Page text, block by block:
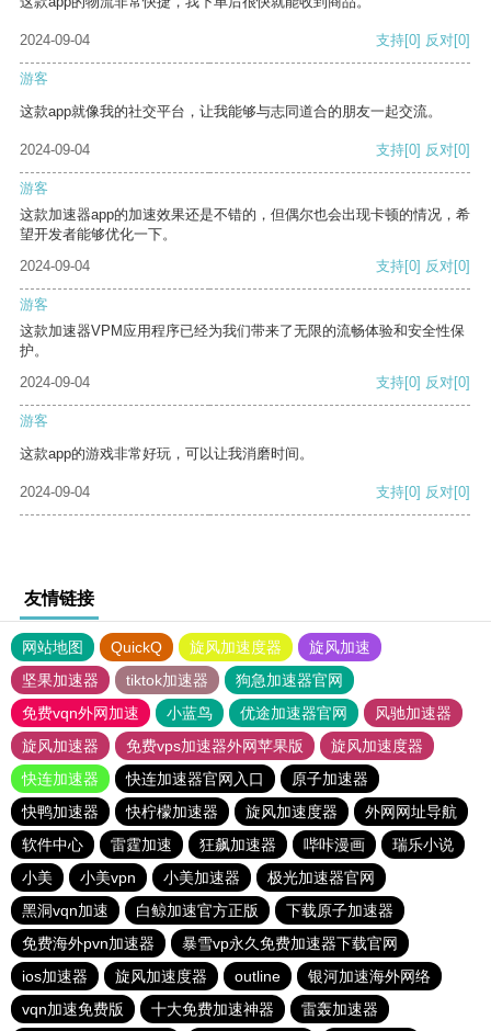
2024-09-04 支持[0] 反对[0]
游客
这款app就像我的社交平台，让我能够与志同道合的朋友一起交流。
2024-09-04 支持[0] 反对[0]
游客
这款加速器app的加速效果还是不错的，但偶尔也会出现卡顿的情况，希
望开发者能够优化一下。
2024-09-04
支持[0] 反对[0]
游客
这款加速器VPM应用程序已经为我们带来了无限的流畅体验和安全性保
护。
2024-09-04
支持[0] 反对[0]
游客
这款app的游戏非常好玩，可以让我消磨时间。
2024-09-04 支持[0] 反对[0]
友情链接
网站地图 QuickQ 旋风加速度器
旋风加速
坚果加速器
tiktok加速器
狗急加速器官网
免费vqn外网加速
小蓝鸟 优途加速器官网
风驰加速器
旋风加速器
免费vps加速器外网苹果版
旋风加速度器
快连加速器
快连加速器官网入口
原子加速器
快鸭加速器
快柠檬加速器 旋风加速度器
外网网址导航
软件中心
雷霆加速 狂飙加速器 哔咔漫画
瑞乐小说
小美
小美vpn 小美加速器
极光加速器官网
黑洞vqn加速
白鲸加速官方正版
下载原子加速器
免费海外pvn加速器
暴雪vp永久免费加速器下载官网
ios加速器
旋风加速度器 outline
银河加速海外网络
vqn加速免费版
十大免费加速神器 雷轰加速器